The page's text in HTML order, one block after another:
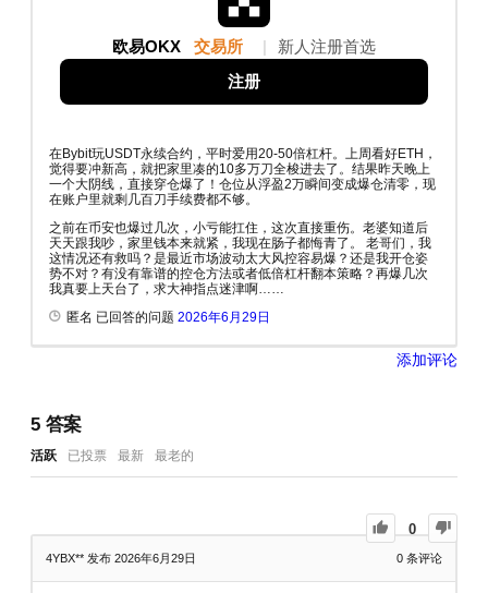
欧易OKX 交易所 新人注册首选
注册
在Bybit玩USDT永续合约，平时爱用20-50倍杠杆。上周看好ETH，
觉得要冲新高，就把家里凑的10多万刀全梭进去了。结果昨天晚上
一个大阴线，直接穿仓爆了！仓位从浮盈2万瞬间变成爆仓清零，现
在账户里就剩几百刀手续费都不够。
之前在币安也爆过几次，小亏能扛住，这次直接重伤。老婆知道后
天天跟我吵，家里钱本来就紧，我现在肠子都悔青了。 老哥们，我
这情况还有救吗？是最近市场波动太大风控容易爆？还是我开仓姿
势不对？有没有靠谱的控仓方法或者低倍杠杆翻本策略？再爆几次
我真要上天台了，求大神指点迷津啊……
匿名 已回答的问题 2026年6月29日
添加评论
5答案
活跃 已投票 最新 最老的
0
4YBX** 发布 2026年6月29日 0 条评论